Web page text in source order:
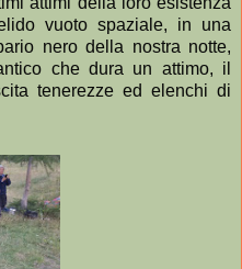
vuoto spaziale, in una
nero della nostra notte,
che dura un attimo, il
tenerezze ed elenchi di